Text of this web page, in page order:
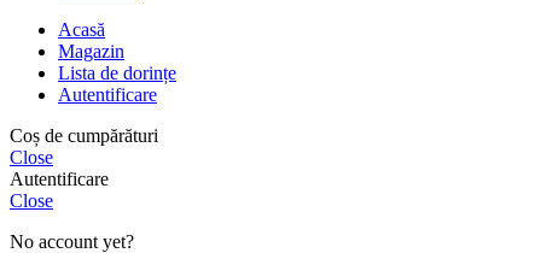
Acasă
Magazin
Lista de dorințe
Autentificare
Coș de cumpărături
Close
Autentificare
Close
No account yet?